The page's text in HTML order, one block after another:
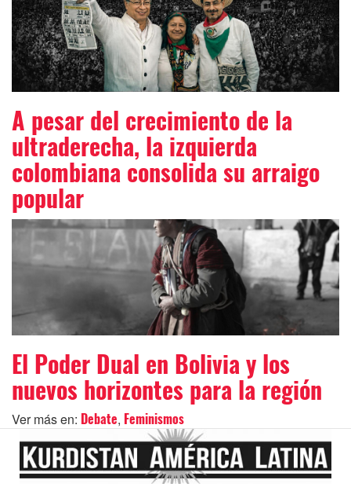
A pesar del crecimiento de la
ultraderecha, la izquierda
colombiana consolida su arraigo
popular
El Poder Dual en Bolivia y los
nuevos horizontes para la región
Ver más en: Debate, Feminismos